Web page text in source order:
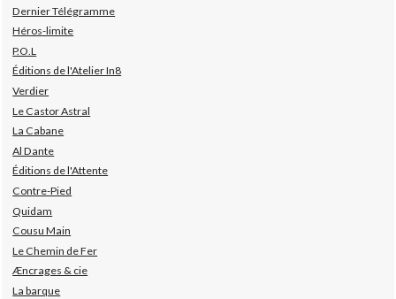
Dernier Télégramme
Héros-limite
P.O.L
Éditions de l'Atelier In8
Verdier
Le Castor Astral
La Cabane
Al Dante
Éditions de l'Attente
Contre-Pied
Quidam
Cousu Main
Le Chemin de Fer
Æncrages & cie
La barque